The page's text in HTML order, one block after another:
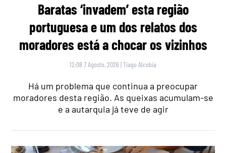
Baratas ‘invadem’ esta região
portuguesa e um dos relatos dos
moradores está a chocar os vizinhos
12:08 7 Agosto, 2026 |Tiago Alcobia
Há um problema que continua a preocupar
moradores desta região. As queixas acumulam-se
e a autarquia já teve de agir